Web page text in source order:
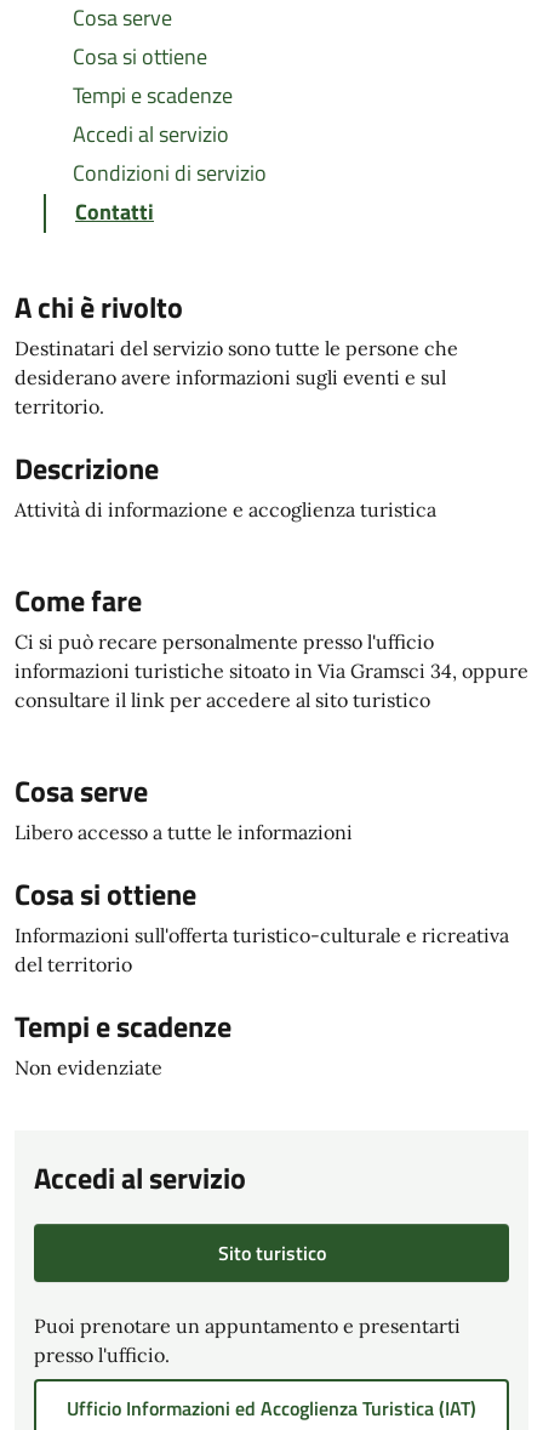
Cosa serve
Cosa si ottiene
Tempi e scadenze
Accedi al servizio
Condizioni di servizio
Contatti
A chi è rivolto
Destinatari del servizio sono tutte le persone che
desiderano avere informazioni sugli eventi e sul
territorio.
Descrizione
Attività di informazione e accoglienza turistica
Come fare
Ci si può recare personalmente presso l'ufficio
informazioni turistiche sitoato in Via Gramsci 34, oppure
consultare il link per accedere al sito turistico
Cosa serve
Libero accesso a tutte le informazioni
Cosa si ottiene
Informazioni sull'offerta turistico-culturale e ricreativa
del territorio
Tempi e scadenze
Non evidenziate
Accedi al servizio
Sito turistico
Puoi prenotare un appuntamento e presentarti
presso l'ufficio.
Ufficio Informazioni ed Accoglienza Turistica (IAT)